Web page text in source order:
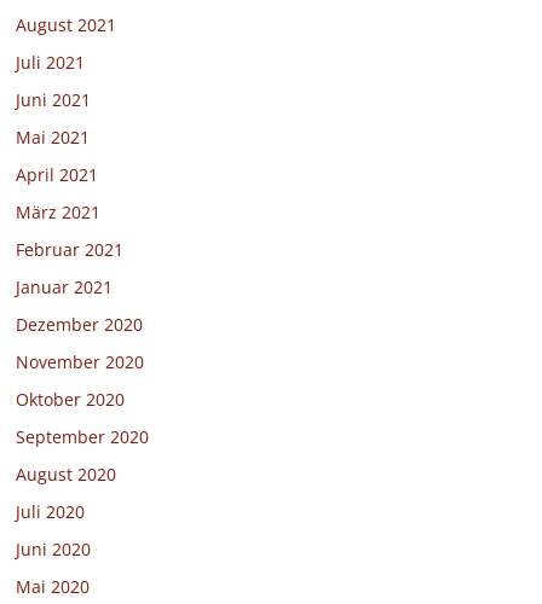
August 2021
Juli 2021
Juni 2021
Mai 2021
April 2021
März 2021
Februar 2021
Januar 2021
Dezember 2020
November 2020
Oktober 2020
September 2020
August 2020
Juli 2020
Juni 2020
Mai 2020